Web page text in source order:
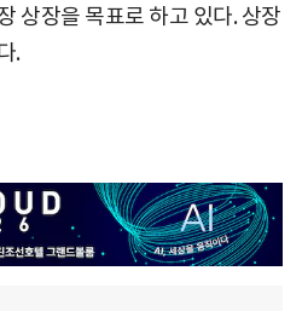
상장을 목표로 하고 있다. 상장
.